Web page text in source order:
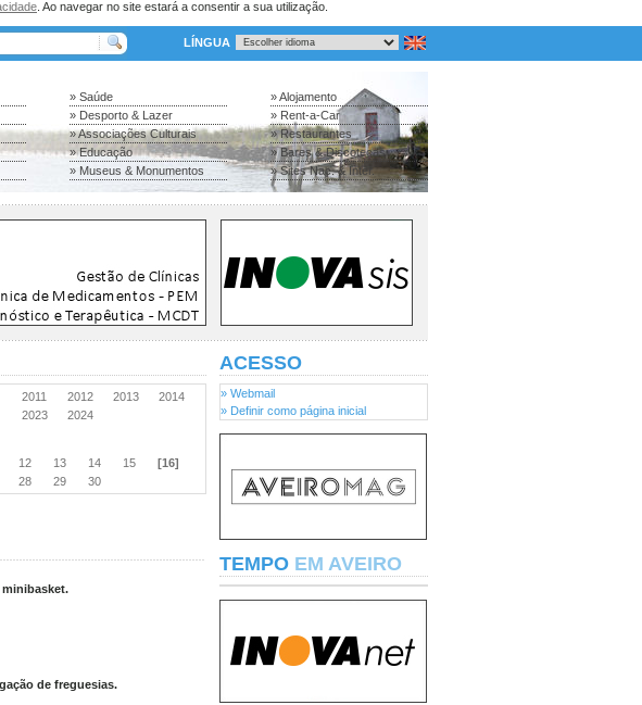
. Ao navegar no site estará a consentir a sua utilização.
LÍNGUA
» Saúde
» Desporto & Lazer
» Associações Culturais
» Educação
» Museus & Monumentos
» Alojamento
» Rent-a-Car
» Restaurantes
» Bares & Discotecas
» Sites Nac. & Inter.
2011 2012 2013
2014
2023 2024
12 13 14 15
[16]
28 29 30
de freguesias.
ACESSO
» Webmail
» Definir como página inicial
TEMPO EM AVEIRO